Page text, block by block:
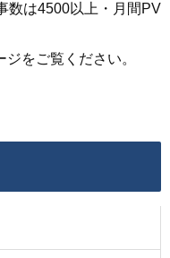
数は4500以上・月間PV
をご覧ください。